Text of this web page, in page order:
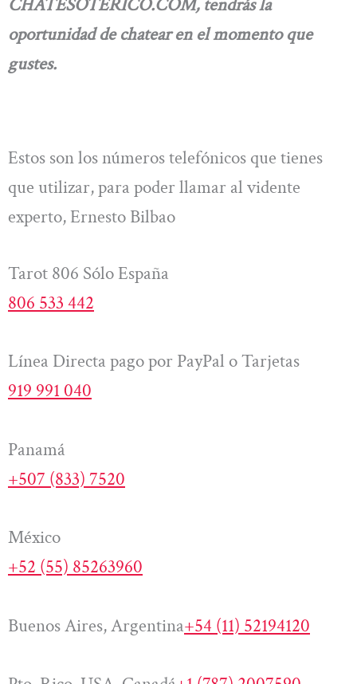
oportunidad de chatear en el momento que
gustes.
Estos son los números telefónicos que tienes
que utilizar, para poder llamar al vidente
experto, Ernesto Bilbao
Tarot 806 Sólo España
806 533 442
Línea Directa pago por PayPal o Tarjetas
919 991 040
Panamá
+507 (833) 7520
México
+52 (55) 85263960
Buenos Aires, Argentina+54 (11) 52194120